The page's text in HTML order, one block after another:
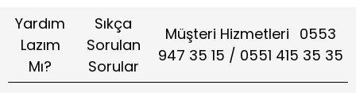
Yardım
Lazım
Mı?
Sıkça
Sorulan
Sorular
Müşteri Hizmetleri 0553
947 35 15 / 0551 415 35 35